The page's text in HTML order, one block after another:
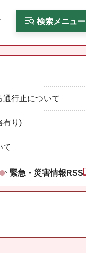
検索メニュー
行止について
有り)
て
緊急・災害情報RSS